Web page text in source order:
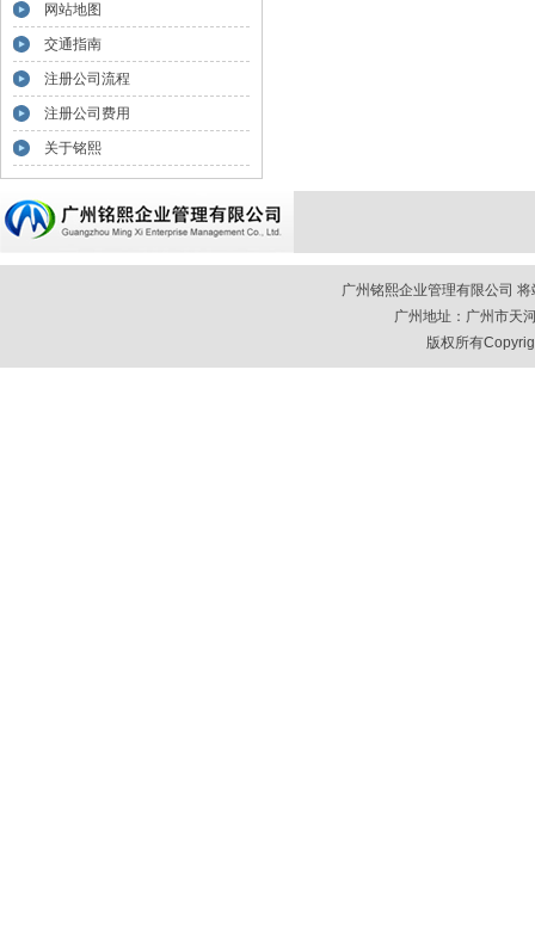
网站地图
交通指南
注册公司流程
注册公司费用
关于铭熙
广州铭熙企业管理有限公司
广州地址：广州市天
版权所有